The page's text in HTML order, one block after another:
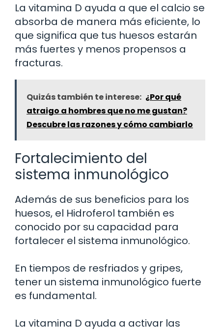
La vitamina D ayuda a que el calcio se
absorba de manera más eficiente, lo
que significa que tus huesos estarán
más fuertes y menos propensos a
fracturas.
Quizás también te interese: ¿Por qué
atraigo a hombres que no me gustan?
Descubre las razones y cómo cambiarlo
Fortalecimiento del
sistema inmunológico
Además de sus beneficios para los
huesos, el Hidroferol también es
conocido por su capacidad para
fortalecer el sistema inmunológico.
En tiempos de resfriados y gripes,
tener un sistema inmunológico fuerte
es fundamental.
La vitamina D ayuda a activar las